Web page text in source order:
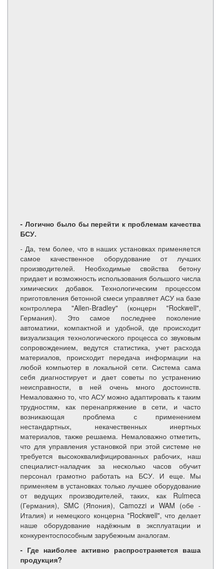
- Логично было бы перейти к проблемам качества
БСУ.
- Да, тем более, что в наших установках применяется
самое качественное оборудование от лучших
производителей. Необходимые свойства бетону
придает и возможность использования большого числа
химических добавок. Технологическим процессом
приготовления бетонной смеси управляет АСУ на базе
контроллера "Allen-Bradley" (концерн "Rockwell",
Германия). Это самое последнее поколение
автоматики, компактной и удобной, где происходит
визуализация технологического процесса со звуковым
сопровождением, ведутся статистика, учет расхода
материалов, происходит передача информации на
любой компьютер в локальной сети. Система сама
себя диагностирует и дает советы по устранению
неисправности, в ней очень много достоинств.
Немаловажно то, что АСУ можно адаптировать к таким
трудностям, как перенапряжение в сети, и часто
возникающая проблема с применением
нестандартных, некачественных инертных
материалов, также решаема. Немаловажно отметить,
что для управления установкой при этой системе не
требуется высококвалифицированных рабочих, наш
специалист-наладчик за несколько часов обучит
персонал грамотно работать на БСУ. И еще. Мы
применяем в установках только лучшее оборудование
от ведущих производителей, таких, как Rulmeca
(Германия), SMC (Япония), Camozzi и WAM (обе -
Италия) и немецкого концерна "Rockwell", что делает
наше оборудование надёжным в эксплуатации и
конкурентоспособным зарубежным аналогам.
- Где наиболее активно распространяется ваша
продукция?